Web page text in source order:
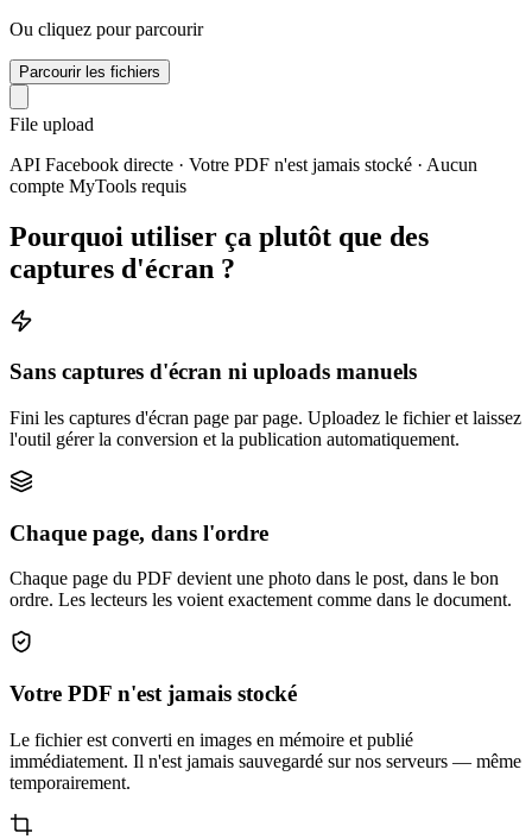
Ou cliquez pour parcourir
Parcourir les fichiers
File upload
API Facebook directe · Votre PDF n'est jamais stocké · Aucun
compte MyTools requis
Pourquoi utiliser ça plutôt que des
captures d'écran ?
Sans captures d'écran ni uploads manuels
Fini les captures d'écran page par page. Uploadez le fichier et laissez
l'outil gérer la conversion et la publication automatiquement.
Chaque page, dans l'ordre
Chaque page du PDF devient une photo dans le post, dans le bon
ordre. Les lecteurs les voient exactement comme dans le document.
Votre PDF n'est jamais stocké
Le fichier est converti en images en mémoire et publié
immédiatement. Il n'est jamais sauvegardé sur nos serveurs — même
temporairement.